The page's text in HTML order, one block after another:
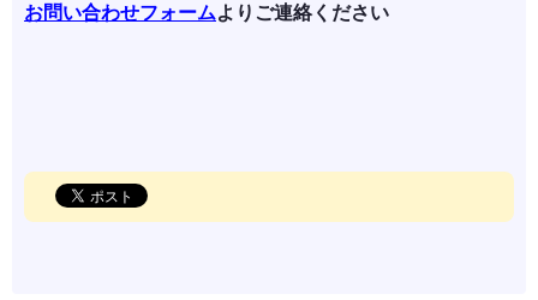
お問い合わせフォームよりご連絡ください